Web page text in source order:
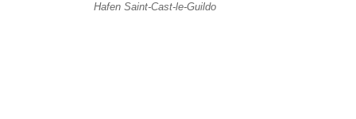
Hafen Saint-Cast-le-Guildo